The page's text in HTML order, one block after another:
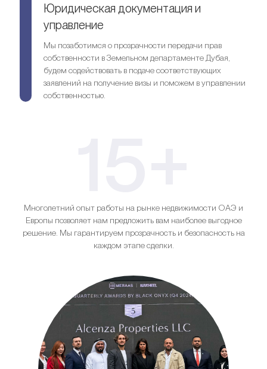
Юридическая документация и
управление
Мы позаботимся о прозрачности передачи прав
собственности в Земельном департаменте Дубая,
будем содействовать в подаче соответствующих
заявлений на получение визы и поможем в управлении
собственностью.
Многолетний опыт работы на рынке недвижимости ОАЭ и
Европы позволяет нам предложить вам наиболее выгодное
решение. Мы гарантируем прозрачность и безопасность на
каждом этапе сделки.